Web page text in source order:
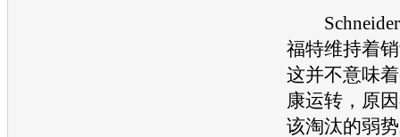
Schneider
福特维持着
这并不意味
康运转，原
该淘汰的弱